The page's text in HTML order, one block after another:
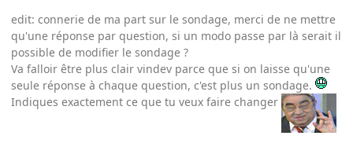
edit: connerie de ma part sur le sondage, merci de ne mettre
qu'une réponse par question, si un modo passe par là serait il
possible de modifier le sondage ?
Va falloir être plus clair vindev parce que si on laisse qu'une
seule réponse à chaque question, c'est plus un sondage.
Indiques exactement ce que tu veux faire changer